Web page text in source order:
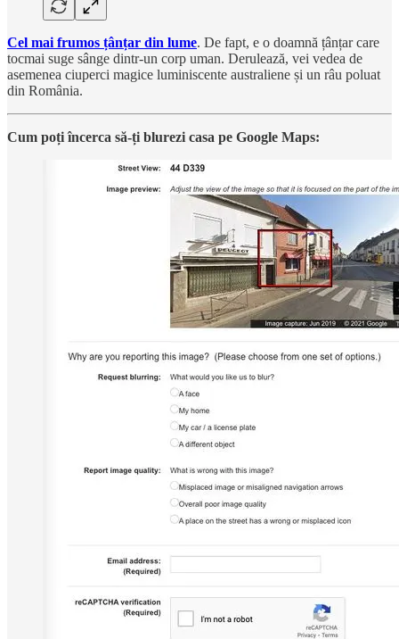
Cel mai frumos țânțar din lume. De fapt, e o doamnă țânțar care
tocmai suge sânge dintr-un corp uman. Derulează, vei vedea de
asemenea ciuperci magice luminiscente australiene și un râu poluat
din România.
Cum poți încerca să-ți blurezi casa pe Google Maps: